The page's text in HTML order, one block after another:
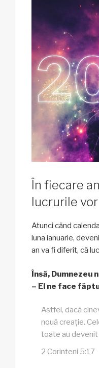
În fiecare
lucrurile
Atunci când
luna ianuarie,
an va fi diferit, că
Însă, Dumnezeu
– El ne face
Astfel, dacă
nouă creație.
toate au devenit
2 Corinteni 5:17